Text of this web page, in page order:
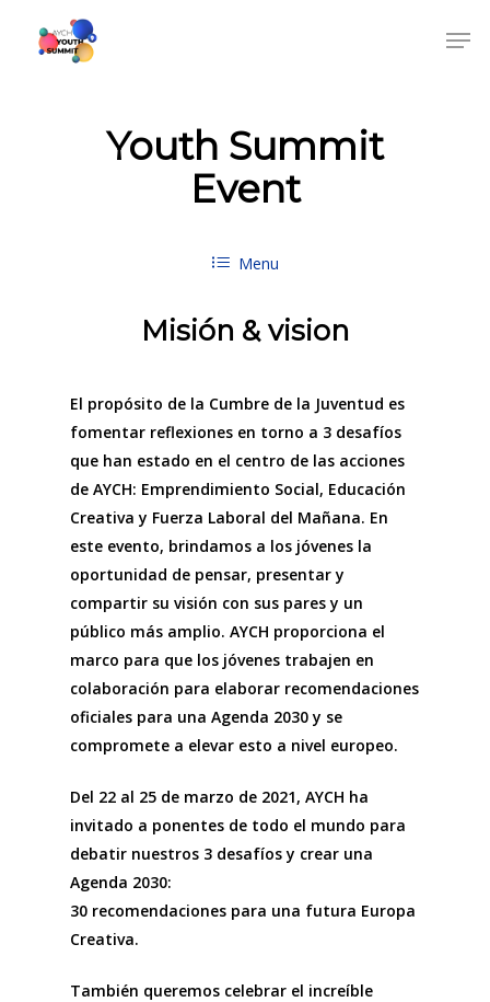
Youth Summit
Event
Menu
Misión & vision
El propósito de la Cumbre de la Juventud es
fomentar reflexiones en torno a 3 desafíos
que han estado en el centro de las acciones
de AYCH: Emprendimiento Social, Educación
Creativa y Fuerza Laboral del Mañana. En
este evento, brindamos a los jóvenes la
oportunidad de pensar, presentar y
compartir su visión con sus pares y un
público más amplio. AYCH proporciona el
marco para que los jóvenes trabajen en
colaboración para elaborar recomendaciones
oficiales para una Agenda 2030 y se
compromete a elevar esto a nivel europeo.
Del 22 al 25 de marzo de 2021, AYCH ha
invitado a ponentes de todo el mundo para
debatir nuestros 3 desafíos y crear una
Agenda 2030:
30 recomendaciones para una futura Europa
Creativa.
También queremos celebrar el increíble